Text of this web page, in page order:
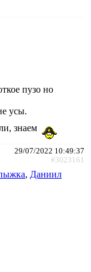
пузо но
усы.
знаем
29/07/2022 10:49:37
#3023161
, Даниил